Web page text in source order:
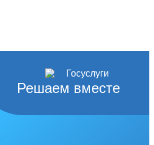
Решаем вместе